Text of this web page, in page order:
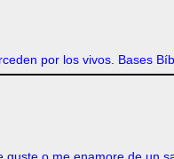
por los vivos. Bases